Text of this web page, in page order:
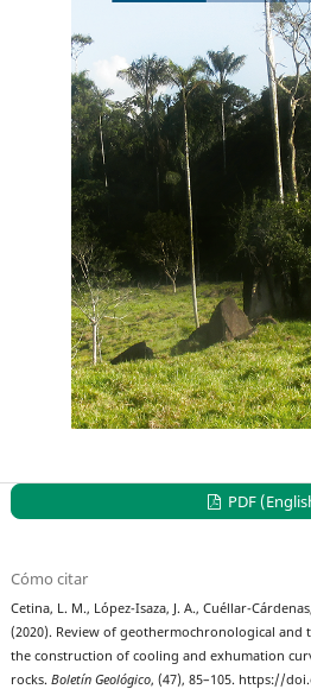
PDF
Cómo citar
Cetina, L. M., López-Isaza, J. A., Cuéllar-
(2020). Review of geothermochronological
the construction of cooling and exhumation
rocks.Boletín Geológico, (47), 85–105. https://